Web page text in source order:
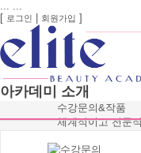
... ...
[ 로그인 회원가입 ]
아카데미 소개
수강문의&작품
체계적이고 전문